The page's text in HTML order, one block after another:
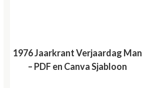
1976 Jaarkrant Verjaardag Man
– PDF en Canva Sjabloon